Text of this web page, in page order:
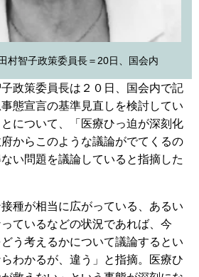
村智子政策委員長＝20日、国会内
政策委員長は２０日、国会内で記
態宣言の基準見直しを検討してい
について、「医療ひっ迫が深刻化
からこのような議論がでてくるの
い問題を議論していると指摘した
種が相当に広がっている、あるい
ているなどの状況であれば、今
う考えるかについて議論するとい
わかるが、違う」と指摘。医療ひ